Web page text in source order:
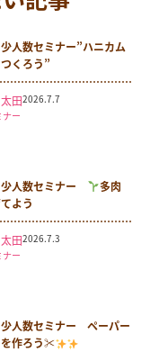
少人数セミナー”ハニカム
くろう”
田2026.7.7
ー
少人数セミナー
多肉
よう
田2026.7.3
ー
少人数セミナー ペーパー
作ろう✂